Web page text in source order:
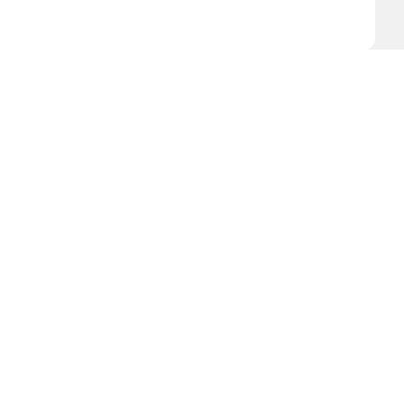
y descubre todo lo que tenemos para ofrecerte!